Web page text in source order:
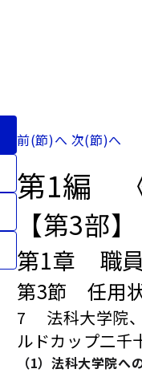
前(節)へ 次(節)へ
第1編
【第3部
第1章 職
第3節 任用
7 法科大学院、
ルドカップ二千
（1）法科大学院へ